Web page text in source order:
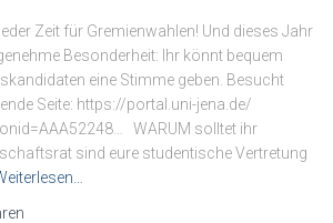
Zeit für Gremienwahlen! Und dieses Jahr
Besonderheit: Ihr könnt bequem
eine Stimme geben. Besucht
Seite: https://portal.uni-jena.de/
WARUM solltet ihr
sind eure studentische Vertretung